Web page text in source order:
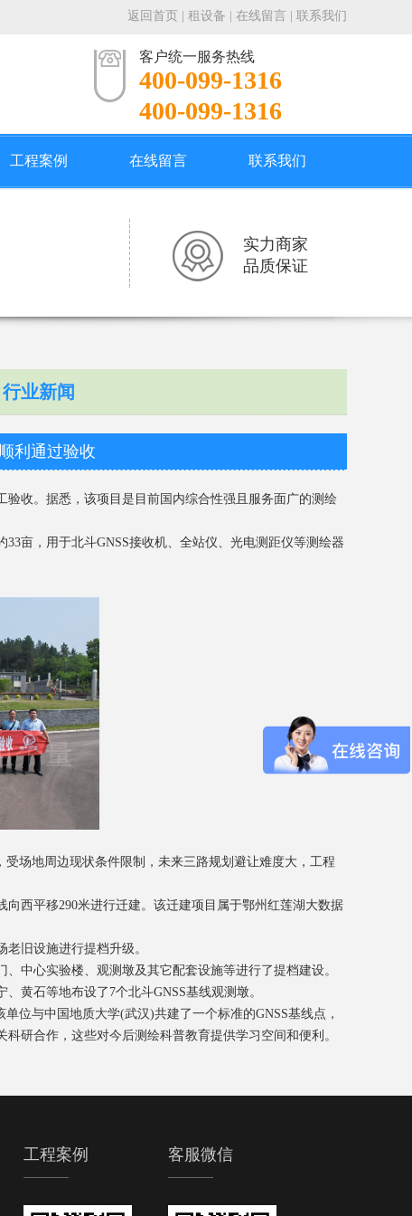
返回首页 租设备 在线留言 联系我们
客户统一服务热线
400-099-1316
400-099-1316
工程案例 在线留言 联系我们
实力商家
品质保证
行业新闻
利通过验收
验收。据悉，该项目是目前国内综合性强且服务面广的测绘
亩，用于北斗GNSS接收机、全站仪、光电测距仪等测绘器
地周边现状条件限制，未来三路规划避让难度大，工程
西平移290米进行迁建。该迁建项目属于鄂州红莲湖大数据
旧设施进行提档升级。
心实验楼、观测墩及其它配套设施等进行了提档建设。
黄石等地布设了7个北斗GNSS基线观测墩。
与中国地质大学(武汉)共建了一个标准的GNSS基线点，
研合作，这些对今后测绘科普教育提供学习空间和便利。
客服微信
工程案例